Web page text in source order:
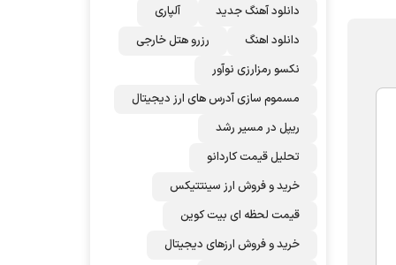
دانلود آهنگ جدید
آلپاری
دانلود اهنگ
رزرو هتل خارجی
نکسو رمزارزی نوآور
مسموم سازی آدرس های ارز دیجیتال
ریپل در مسیر رشد
تحلیل قیمت کاردانو
خرید و فروش ارز سینتتیکس
قیمت لحظه ای بیت کوین
خرید و فروش ارزهای دیجیتال